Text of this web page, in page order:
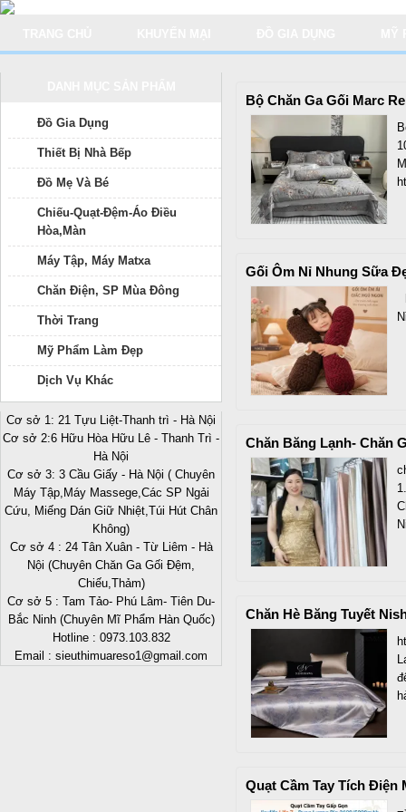
Bộ Chăn Ga Gối Marc
Gối Ôm Nỉ Nhung Sữa
Chăn Băng Lạnh- Chăn
Chăn Hè Băng Tuyết
Quạt Cầm Tay Tích Điện
Đồ Gia Dụng
Thiết Bị Nhà Bếp
Đồ Mẹ Và Bé
Chiếu-Quạt-Đệm-Áo Điều
Hòa,Màn
Máy Tập, Máy Matxa
Chăn Điện, SP Mùa Đông
Thời Trang
Mỹ Phẩm Làm Đẹp
Dịch Vụ Khác
Cơ sở 1: 21 Tựu Liệt-Thanh trì - Hà Nội
Cơ sở 2:6 Hữu Hòa Hữu Lê - Thanh Trì -
Hà Nội
Cơ sở 3: 3 Cầu Giấy - Hà Nội ( Chuyên
Máy Tập,Máy Massege,Các SP Ngải
Cứu, Miếng Dán Giữ Nhiệt,Túi Hút Chân
Không)
Cơ sở 4 : 24 Tân Xuân - Từ Liêm - Hà
Nội (Chuyên Chăn Ga Gối Đệm,
Chiếu,Thảm)
Cơ sở 5 : Tam Tảo- Phú Lâm- Tiên Du-
Bắc Ninh (Chuyên Mĩ Phẩm Hàn Quốc)
Hotline : 0973.103.832
Email : sieuthimuareso1@gmail.com